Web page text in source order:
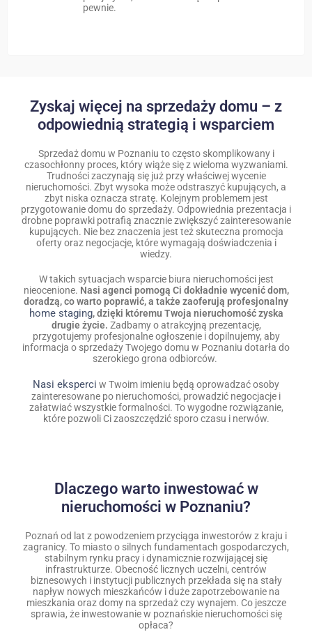
pewnie.
Zyskaj więcej na sprzedaży domu – z
odpowiednią strategią i wsparciem
Sprzedaż domu w Poznaniu to często skomplikowany i
czasochłonny proces, który wiąże się z wieloma wyzwaniami.
Trudności zaczynają się już przy właściwej wycenie
nieruchomości. Zbyt wysoka może odstraszyć kupujących, a
zbyt niska oznacza stratę. Kolejnym problemem jest
przygotowanie domu do sprzedaży. Odpowiednia prezentacja i
drobne poprawki potrafią znacznie zwiększyć zainteresowanie
kupujących. Nie bez znaczenia jest też skuteczna promocja
oferty oraz negocjacje, które wymagają doświadczenia i
wiedzy.
W takich sytuacjach wsparcie biura nieruchomości jest
nieocenione. Nasi agenci pomogą Ci dokładnie wycenić dom,
doradzą, co warto poprawić, a także zaoferują profesjonalny
home staging, dzięki któremu Twoja nieruchomość zyska
drugie życie. Zadbamy o atrakcyjną prezentację,
przygotujemy profesjonalne ogłoszenie i dopilnujemy, aby
informacja o sprzedaży Twojego domu w Poznaniu dotarła do
szerokiego grona odbiorców.
Nasi eksperci w Twoim imieniu będą oprowadzać osoby
zainteresowane po nieruchomości, prowadzić negocjacje i
załatwiać wszystkie formalności. To wygodne rozwiązanie,
które pozwoli Ci zaoszczędzić sporo czasu i nerwów.
Dlaczego warto inwestować w
nieruchomości w Poznaniu?
Poznań od lat z powodzeniem przyciąga inwestorów z kraju i
zagranicy. To miasto o silnych fundamentach gospodarczych,
stabilnym rynku pracy i dynamicznie rozwijającej się
infrastrukturze. Obecność licznych uczelni, centrów
biznesowych i instytucji publicznych przekłada się na stały
napływ nowych mieszkańców i duże zapotrzebowanie na
mieszkania oraz domy na sprzedaż czy wynajem. Co jeszcze
sprawia, że inwestowanie w poznańskie nieruchomości się
opłaca?